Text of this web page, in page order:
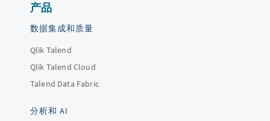
产品
数据集成和质量
Qlik Talend
Qlik Talend Cloud
Talend Data Fabric
分析和 AI